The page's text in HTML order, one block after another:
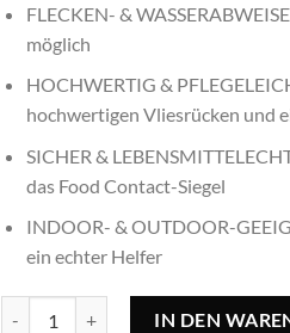
FLECKEN- &
möglich
HOCHWERTIG &
hochwertigen Vliesrücken und
SICHER &
das Food Contact-Siegel
INDOOR- & OUTDOOR-
ein echter Helfer
IN DEN